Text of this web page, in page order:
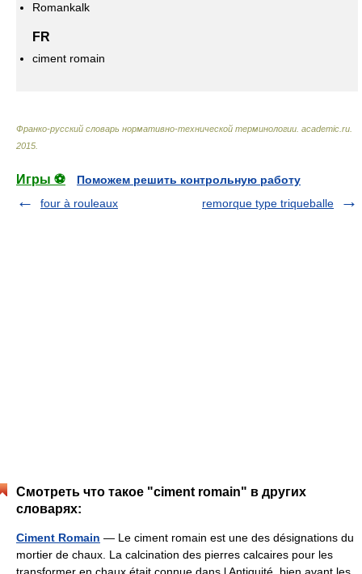
Romankalk
FR
ciment romain
Франко-русский словарь нормативно-технической терминологии academic.ru
2015
Игры ⚽
Поможем решить контрольную работу
four à rouleaux
remorque type triqueballe
Смотреть что такое "ciment romain" в других
словарях:
Ciment Romain — Le ciment romain est une des désignations du
mortier de chaux. La calcination des pierres calcaires pour les